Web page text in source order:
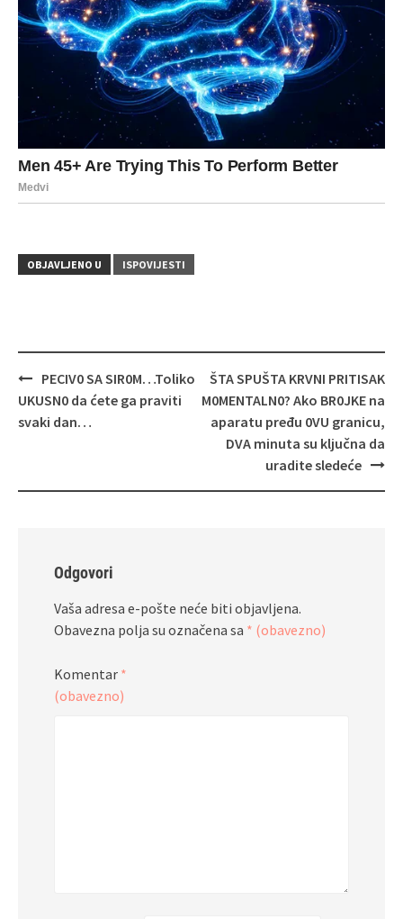
OBJAVLJENO U ISPOVIJESTI
Navigacija
objava
PECIV0 SA SIR0M…Toliko
UKUSN0 da ćete ga praviti
svaki dan…
ŠTA SPUŠTA KRVNI PRITISAK
M0MENTALN0? Ako BR0JKE na
aparatu pređu 0VU granicu,
DVA minuta su ključna da
uradite sledeće
Odgovori
Vaša adresa e-pošte neće biti objavljena.
Obavezna polja su označena sa * (obavezno)
Komentar *
(obavezno)